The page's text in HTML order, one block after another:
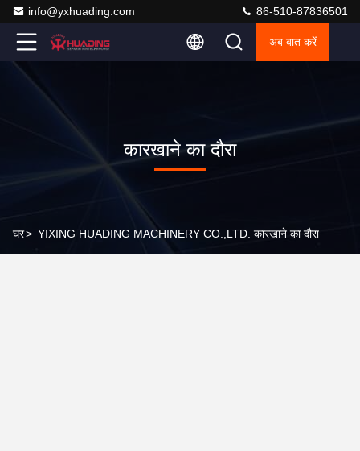
info@yxhuading.com 86-510-87836501
अब बात करें
कारखाने का दौरा
घर> YIXING HUADING MACHINERY CO.,LTD. कारखाने का दौरा